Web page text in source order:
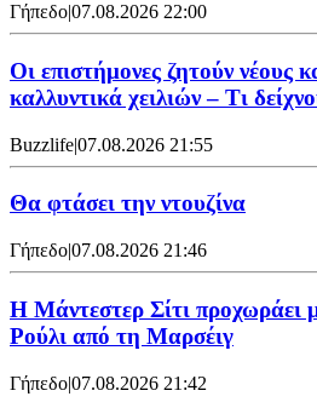
Γήπεδο|07.08.2026 22:00
Οι επιστήμονες ζητούν νέους
καλλυντικά χειλιών – Τι
Buzzlife|07.08.2026 21:55
Θα φτάσει την ντουζίνα
Γήπεδο|07.08.2026 21:46
Η Μάντεστερ Σίτι προχωράει
Ρούλι από τη Μαρσέιγ
Γήπεδο|07.08.2026 21:42